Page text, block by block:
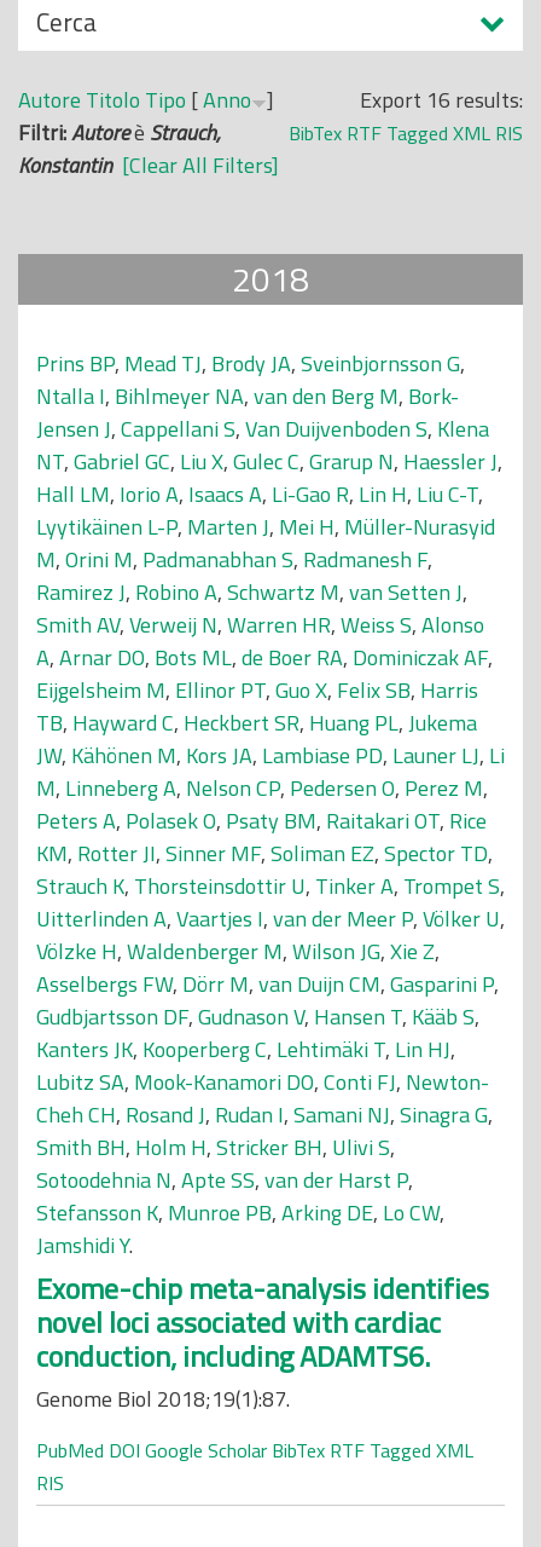
N
a
s
c
o
n
i
Cerca
Export 16 results:
BibTex RTF Tagged XML RIS
Autore Titolo Tipo [Anno ]
Filtri:Autoreè Strauch,
Konstantin [Clear All Filters]
2018
Prins BP, Mead TJ, Brody JA,Sveinbjornsson G,
Ntalla I, Bihlmeyer NA,van den Berg M, Bork-
Jensen J,Cappellani S,Van Duijvenboden S, Klena
NT,Gabriel GC, Liu X,Gulec C,Grarup N, Haessler J,
Hall LM, Iorio A, Isaacs A, Li-Gao R, Lin H, Liu C-T,
Lyytikäinen L-P, Marten J, Mei H, Müller-Nurasyid
M,Orini M, Padmanabhan S, Radmanesh F,
Ramirez J, Robino A,Schwartz M,van Setten J,
Smith AV,Verweij N,Warren HR,Weiss S,Alonso
A,Arnar DO, Bots ML,de Boer RA, Dominiczak AF,
Eijgelsheim M, Ellinor PT,Guo X, Felix SB, Harris
TB, Hayward C, Heckbert SR, Huang PL,Jukema
JW, Kähönen M, Kors JA, Lambiase PD, Launer LJ, Li
M, Linneberg A, Nelson CP, Pedersen O, Perez M,
Peters A, Polasek O, Psaty BM, Raitakari OT, Rice
KM, Rotter JI,Sinner MF,Soliman EZ,Spector TD,
Strauch K, Thorsteinsdottir U, Tinker A, Trompet S,
Uitterlinden A,Vaartjes I,van der Meer P,Völker U,
Völzke H,Waldenberger M,Wilson JG,Xie Z,
Asselbergs FW, Dörr M,van Duijn CM,Gasparini P,
Gudbjartsson DF,Gudnason V, Hansen T, Kääb S,
Kanters JK, Kooperberg C, Lehtimäki T, Lin HJ,
Lubitz SA, Mook-Kanamori DO,Conti FJ, Newton-
Cheh CH, Rosand J, Rudan I,Samani NJ,Sinagra G,
Smith BH, Holm H,Stricker BH, Ulivi S,
Sotoodehnia N,Apte SS,van der Harst P,
Stefansson K, Munroe PB,Arking DE, Lo CW,
Jamshidi Y.
Exome-chip meta-analysis identifies
novel loci associated with cardiac
conduction, including ADAMTS6.
Genome Biol 2018;19(1):87.
PubMed DOI Google Scholar BibTex RTF Tagged XML
RIS